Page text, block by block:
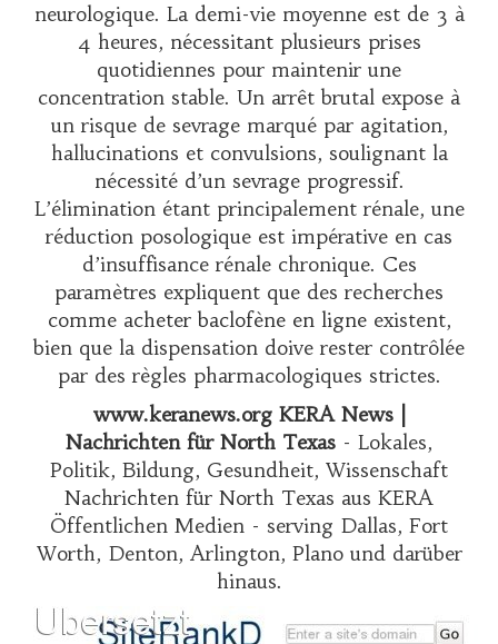
neurologique. La demi-vie moyenne est de 3 à
4 heures, nécessitant plusieurs prises
quotidiennes pour maintenir une
concentration stable. Un arrêt brutal expose à
un risque de sevrage marqué par agitation,
hallucinations et convulsions, soulignant la
nécessité d’un sevrage progressif.
L’élimination étant principalement rénale, une
réduction posologique est impérative en cas
d’insuffisance rénale chronique. Ces
paramètres expliquent que des recherches
comme acheter baclofène en ligneexistent,
bien que la dispensation doive rester contrôlée
par des règles pharmacologiques strictes.
www.keranews.org KERA News |
Nachrichten für North Texas - Lokales,
Politik, Bildung, Gesundheit, Wissenschaft
Nachrichten für North Texas aus KERA
Öffentlichen Medien - serving Dallas, Fort
Worth, Denton, Arlington, Plano und darüber
hinaus.